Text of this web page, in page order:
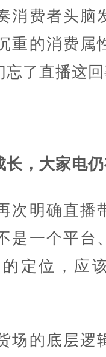
消费者头脑
重的消费属
忘了直播这
，大家电仍
明确直播
是一个平台
定位，应
的底层逻